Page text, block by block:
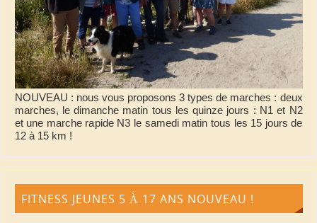
NOUVEAU : nous vous proposons 3 types de marches : deux
marches, le dimanche matin tous les quinze jours : N1 et N2
et une marche rapide N3 le samedi matin tous les 15 jours de
12 à 15 km !
FITNESS JEUNES 5 À 17 ANS NOUVEAU !